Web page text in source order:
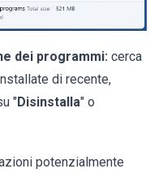
dei programmi: cerca
di recente,
"Disinstalla" o
potenzialmente